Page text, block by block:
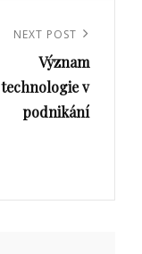
NEXT POST
Význam
technologie v
podnikání